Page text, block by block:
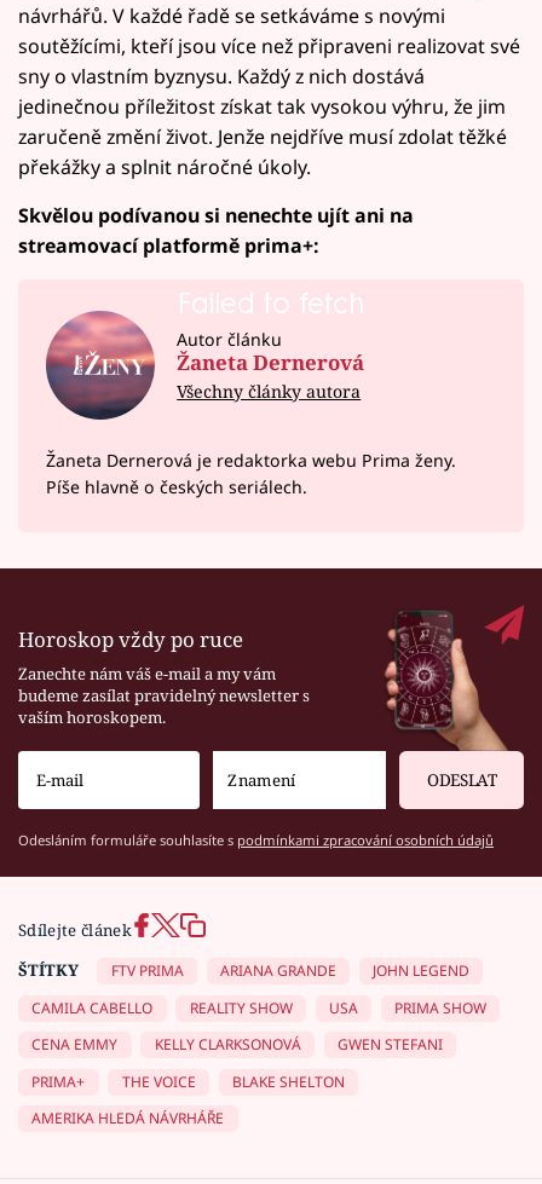
návrhářů. V každé řadě se setkáváme s novými
soutěžícími, kteří jsou více než připraveni realizovat své
sny o vlastním byznysu. Každý z nich dostává
jedinečnou příležitost získat tak vysokou výhru, že jim
zaručeně změní život. Jenže nejdříve musí zdolat těžké
překážky a splnit náročné úkoly.
Skvělou podívanou si nenechte ujít ani na
streamovací platformě prima+:
Failed to fetch
Autor článku
Žaneta Dernerová
Všechny články autora
Žaneta Dernerová je redaktorka webu Prima ženy.
Píše hlavně o českých seriálech.
Horoskop vždy po ruce
Zanechte nám váš e-mail a my vám
budeme zasílat pravidelný newsletter s
vaším horoskopem.
ODESLAT
Odesláním formuláře souhlasíte s podmínkami zpracování osobních údajů
Sdílejte článek
ŠTÍTKY
FTV PRIMA ARIANA GRANDE
JOHN LEGEND
CAMILA CABELLO
REALITY SHOW USA
PRIMA SHOW
CENA EMMY
KELLY CLARKSONOVÁ
GWEN STEFANI
PRIMA+
THE VOICE
BLAKE SHELTON
AMERIKA HLEDÁ NÁVRHÁŘE